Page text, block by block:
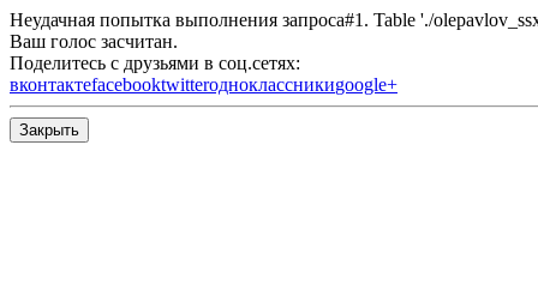
Неудачная попытка выполнения запроса#1. Table './
Ваш голос засчитан.
Поделитесь с друзьями в соц.сетях:
вконтактеfacebooktwitterодноклассникиgoogle+